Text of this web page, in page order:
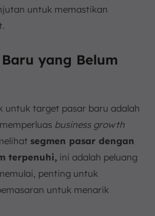
untuk memastikan
yang Belum
untuk target pasar baru adalah
business growth
segmen pasar dengan
terpenuhi, ini adalah peluang
penting untuk
untuk menarik